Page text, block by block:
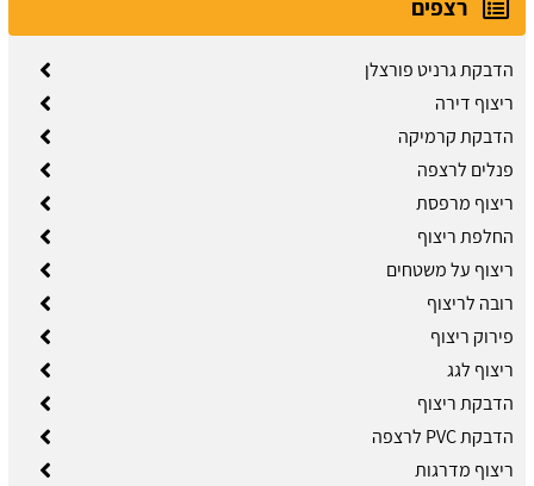
רצפים
הדבקת גרניט פורצלן
ריצוף דירה
הדבקת קרמיקה
פנלים לרצפה
ריצוף מרפסת
החלפת ריצוף
ריצוף על משטחים
רובה לריצוף
פירוק ריצוף
ריצוף לגג
הדבקת ריצוף
הדבקת PVC לרצפה
ריצוף מדרגות